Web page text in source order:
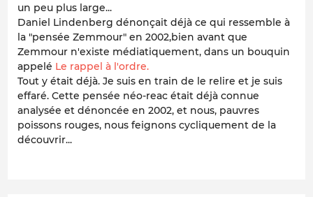
un peu plus large...
Daniel Lindenberg dénonçait déjà ce qui ressemble à
la "pensée Zemmour" en 2002,bien avant que
Zemmour n'existe médiatiquement, dans un bouquin
appelé Le rappel à l'ordre.
Tout y était déjà. Je suis en train de le relire et je suis
effaré. Cette pensée néo-reac était déjà connue
analysée et dénoncée en 2002, et nous, pauvres
poissons rouges, nous feignons cycliquement de la
découvrir...